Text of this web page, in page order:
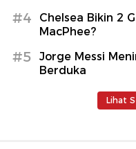
#4
Chelsea Bikin 2
MacPhee?
#5
Jorge Messi
Berduka
Lihat